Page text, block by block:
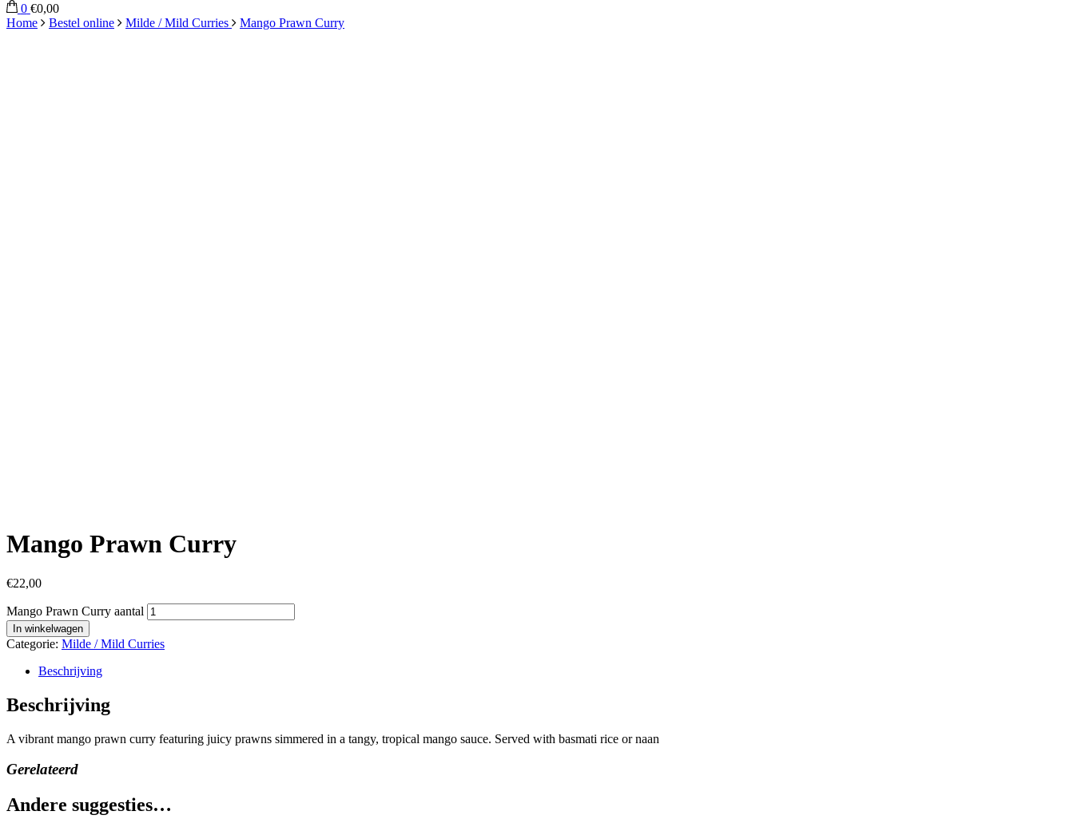
0 €0,00
Home
Bestel online Milde / Mild Curries Mango Prawn Curry
Mango Prawn Curry
€22,00
Mango Prawn Curry aantal
In winkelwagen
Categorie: Milde / Mild Curries
Beschrijving
Beschrijving
A vibrant mango prawn curry featuring juicy prawns simmered in a tangy, tropical mango sauce. Served with basmati rice or naan
Gerelateerd
Andere suggesties…